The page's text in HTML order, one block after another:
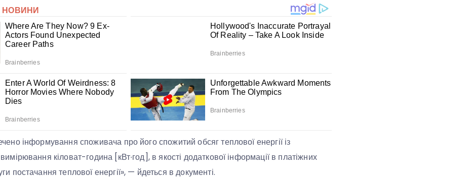
інформування споживача про його спожитий обсяг теплової енергії із
кіловат-година [кВт∙год], в якості додаткової інформації в платіжних
постачання теплової енергії», — йдеться в документі.